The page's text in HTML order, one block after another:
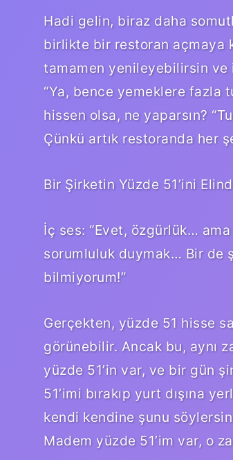
Hadi gelin, biraz daha
birlikte bir restoran açmaya
tamamen yenileyebilirsin ve
“Ya, bence yemeklere fazla
hissen olsa, ne yaparsın?
Çünkü artık restoranda her
Bir Şirketin Yüzde 51’ini
İç ses: “Evet, özgürlük…
sorumluluk duymak… Bir de
bilmiyorum!”
Gerçekten, yüzde 51 hisse
görünebilir. Ancak bu, aynı
yüzde 51’in var, ve bir gün
51’imi bırakıp yurt dışına
kendi kendine şunu
Madem yüzde 51’im var, o